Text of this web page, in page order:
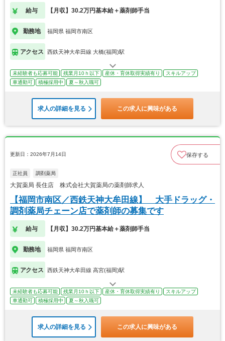
給与 【月収】30.2万円基本給＋薬剤師手当
勤務地 福岡県 福岡市南区
アクセス 西鉄天神大牟田線 大橋(福岡)駅
未経験者も応募可能 残業月10ｈ以下 産休・育休取得実績有り
スキルアップ
車通勤可
積極採用中 夏～秋入職可
求人の詳細を見る この求人に興味がある
更新日：2026年7月14日 保存する
正社員 調剤薬局
大賀薬局 長住店 株式会社大賀薬局の薬剤師求人
【福岡市南区／西鉄天神大牟田線】 大手ドラッグ・
調剤薬局チェーン店で薬剤師の募集です
給与 【月収】30.2万円基本給＋薬剤師手当
勤務地 福岡県 福岡市南区
アクセス 西鉄天神大牟田線 高宮(福岡)駅
未経験者も応募可能 残業月10ｈ以下 産休・育休取得実績有り
スキルアップ
車通勤可
積極採用中 夏～秋入職可
求人の詳細を見る この求人に興味がある